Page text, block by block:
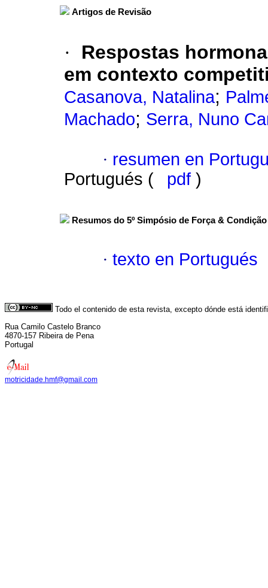
Artigos de Revisão
·
Respostas
em contexto
Casanova, Natalina;
Machado; Serra, Nuno
· resumen en
Portugués (
pdf )
Resumos do 5º Simpósio de Força &
· texto en Portugués
Todo el contenido de esta revista, excepto dónde está
Rua Camilo Castelo Branco
4870-157 Ribeira de Pena
Portugal
motricidade.hmf@gmail.com